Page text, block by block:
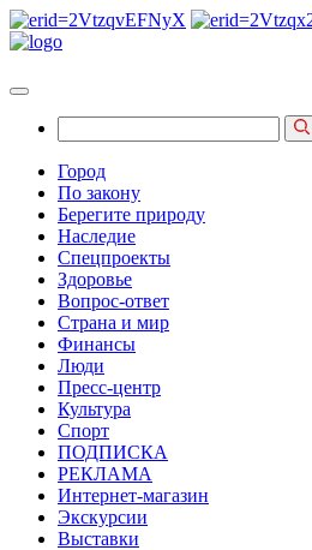
Город
По закону
Берегите природу
Наследие
Спецпроекты
Здоровье
Вопрос-ответ
Страна и мир
Финансы
Люди
Пресс-центр
Культура
Спорт
ПОДПИСКА
РЕКЛАМА
Интернет-магазин
Экскурсии
Выставки